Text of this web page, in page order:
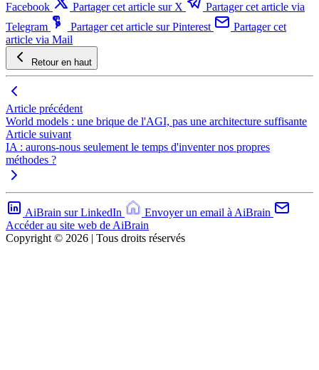
Facebook
Partager cet article sur X
Partager cet article via
Telegram
Partager cet article sur Pinterest
Partager cet
article via Mail
Retour en haut
Article précédent
World models : une brique de l'AGI, pas une architecture suffisante
Article suivant
IA : aurons-nous seulement le temps d'inventer nos propres
méthodes ?
AiBrain sur LinkedIn
Envoyer un email à AiBrain
Accéder au site web de AiBrain
Copyright © 2026 | Tous droits réservés